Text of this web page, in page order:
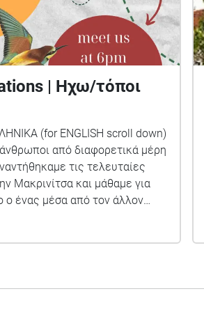
| Ηχω/τόποι
(for ENGLISH scroll down)
από διαφορετικά μέρη
τις τελευταίες
Μακρινίτσα και μάθαμε για
ο ένας μέσα από τον άλλον
φιλίες και
γνώσεις). Ο χρόνος που